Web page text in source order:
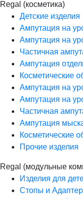
Regal (косметика)
Детские изделия
Ампутация на
Ампутация на
Частичная
Ампутация
Косметические
Ампутация на
Ампутация на
Частичная
Ампутация
Косметические
Прочие изделия
Regal (модульные
Изделия для
Стопы и